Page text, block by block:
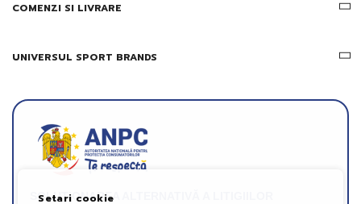
COMENZI SI LIVRARE
UNIVERSUL SPORT BRANDS
SOLUȚIONAREA ALTERNATIVĂ A LITIGIILOR
Setari cookie